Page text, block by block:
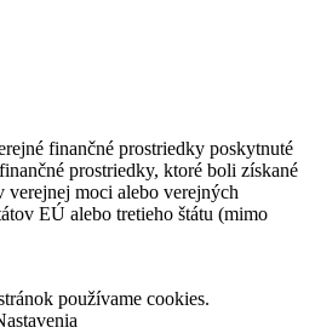
finančné prostriedky poskytnuté
prostriedky, ktoré boli získané
moci alebo verejných
EÚ alebo tretieho štátu (mimo
používame cookies.